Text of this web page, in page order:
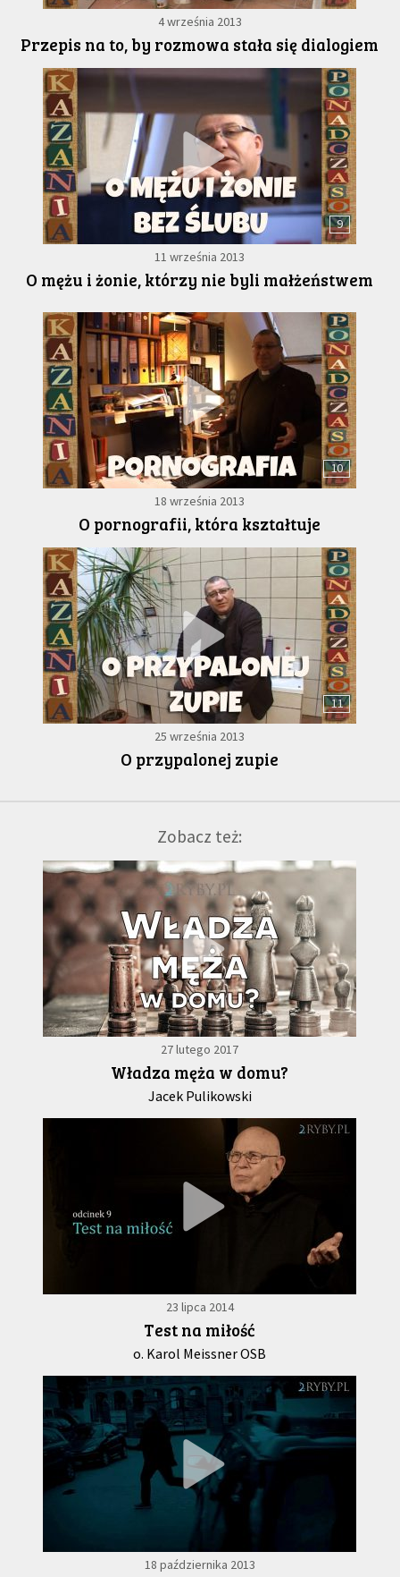
4 września 2013
Przepis na to, by rozmowa stała się dialogiem
9
11 września 2013
O mężu i żonie, którzy nie byli małżeństwem
10
18 września 2013
O pornografii, która kształtuje
11
25 września 2013
O przypalonej zupie
Zobacz też:
27 lutego 2017
Władza męża w domu?
Jacek Pulikowski
23 lipca 2014
Test na miłość
o. Karol Meissner OSB
18 października 2013